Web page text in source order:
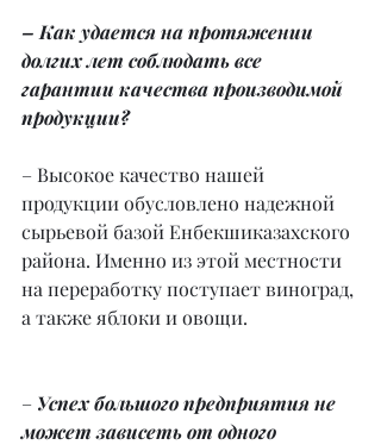
– Как удается на протяжении
долгих лет соблюдать все
гарантии качества производимой
продукции?
– Высокое качество нашей
продукции обусловлено надежной
сырьевой базой Енбекшиказахского
района. Именно из этой местности
на переработку поступает виноград,
а также яблоки и овощи.
– Успех большого предприятия не
может зависеть от одного